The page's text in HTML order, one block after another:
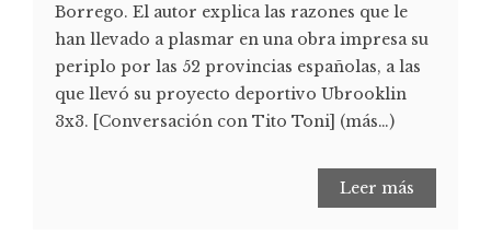
Borrego. El autor explica las razones que le
han llevado a plasmar en una obra impresa su
periplo por las 52 provincias españolas, a las
que llevó su proyecto deportivo Ubrooklin
3x3. [Conversación con Tito Toni] (más…)
Leer más